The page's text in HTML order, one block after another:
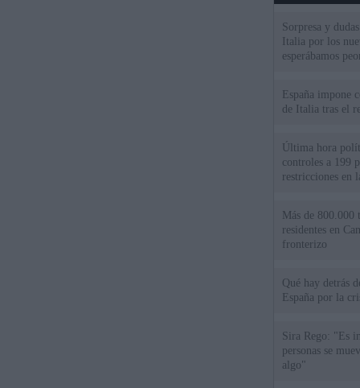
Sorpresa y
Italia por los
esperábamos
España impone
de Italia tras el
Última hora
controles a 199
restricciones en
Más de 800.000
residentes en
fronterizo
Qué hay detrás
España por la
Sira Rego: "Es
personas se
algo"